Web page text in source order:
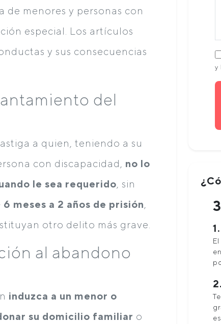
menores y personas con
especial. Los artículos
y sus consecuencias
del
a quien, teniendo a su
con discapacidad, no lo
le sea requerido , sin
6 meses a 2 años de prisión
otro delito más grave.
al abandono
induzca a un menor o
su domicilio familiar o
y